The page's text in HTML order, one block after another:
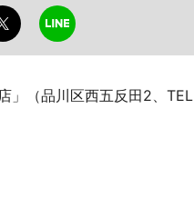
」（品川区西五反田2、TEL